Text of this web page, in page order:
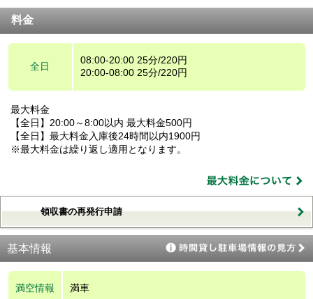
料金
全日
08:00-20:00 25分/220円
20:00-08:00 25分/220円
最大料金
【全日】20:00～8:00以内 最大料金500円
【全日】最大料金入庫後24時間以内1900円
※最大料金は繰り返し適用となります。
領収書の再発行申請
基本情報
満空情報 満車